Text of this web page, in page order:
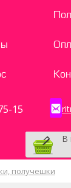
15
В
получешки